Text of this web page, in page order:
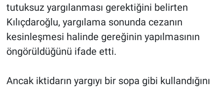
tutuksuz yargılanması gerektiğini belirten
Kılıçdaroğlu, yargılama sonunda cezanın
kesinleşmesi halinde gereğinin yapılmasının
öngörüldüğünü ifade etti.
Ancak iktidarın yargıyı bir sopa gibi kullandığını